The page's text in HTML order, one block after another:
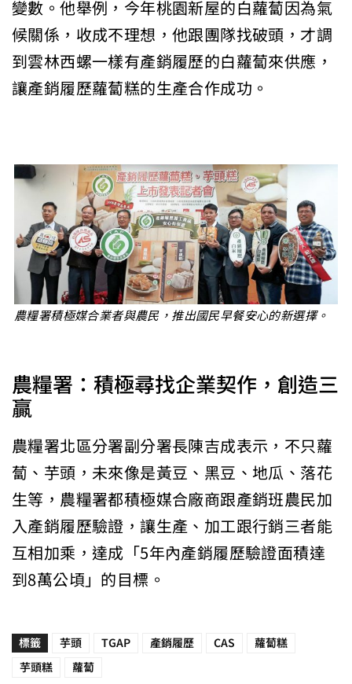
候關係，收成不理想，他跟團隊找破頭，才調
到雲林西螺一樣有產銷履歷的白蘿蔔來供應，
讓產銷履歷蘿蔔糕的生產合作成功。
農糧署積極媒合業者與農民，推出國民早餐安心的新選擇。
農糧署：積極尋找企業契作，創造三
贏
農糧署北區分署副分署長陳吉成表示，不只蘿
蔔、芋頭，未來像是黃豆、黑豆、地瓜、落花
生等，農糧署都積極媒合廠商跟產銷班農民加
入產銷履歷驗證，讓生產、加工跟行銷三者能
互相加乘，達成「5年內產銷履歷驗證面積達
到8萬公頃」的目標。
標籤 芋頭 TGAP 產銷履歷 CAS 蘿蔔糕
芋頭糕 蘿蔔